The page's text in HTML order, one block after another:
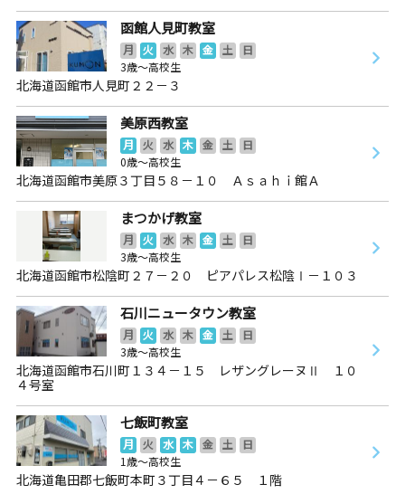
函館人見町教室
月 火 水 木 金 土
日
3歳～高校生
北海道函館市人見町２２－３
美原西教室
月 火 水 木 金 土
日
0歳～高校生
北海道函館市美原３丁目５８－１０ Ａｓａｈｉ館Ａ
まつかげ教室
月 火 水 木 金 土
日
3歳～高校生
北海道函館市松陰町２７－２０ ピアパレス松陰Ⅰ－１０３
石川ニュータウン教室
月 火 水 木 金 土
日
3歳～高校生
北海道函館市石川町１３４－１５ レザングレーヌⅡ １０
４号室
七飯町教室
月 火 水 木 金 土
日
1歳～高校生
北海道亀田郡七飯町本町３丁目４－６５ １階